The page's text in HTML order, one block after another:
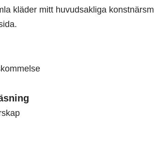
kläder mitt huvudsakliga